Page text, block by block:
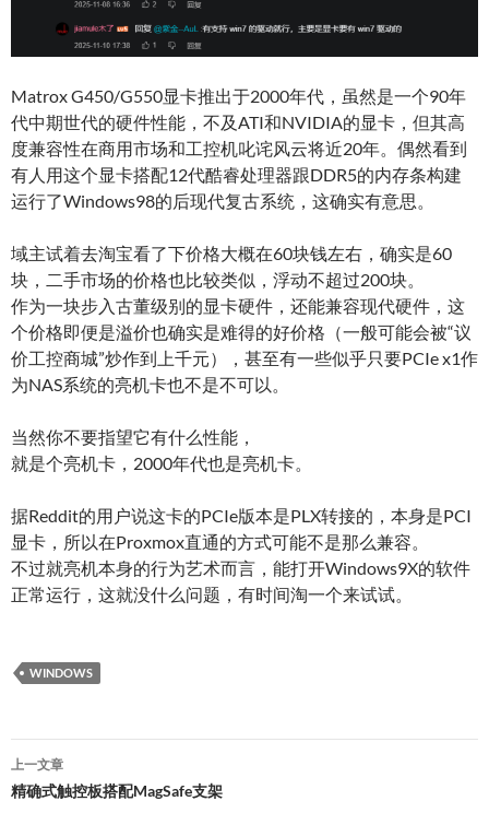
Matrox G450/G550显卡推出于2000年代，虽然是一个90年
代中期世代的硬件性能，不及ATI和NVIDIA的显卡，但其高
度兼容性在商用市场和工控机叱诧风云将近20年。偶然看到
有人用这个显卡搭配12代酷睿处理器跟DDR5的内存条构建
运行了Windows98的后现代复古系统，这确实有意思。
域主试着去淘宝看了下价格大概在60块钱左右，确实是60
块，二手市场的价格也比较类似，浮动不超过200块。
作为一块步入古董级别的显卡硬件，还能兼容现代硬件，这
个价格即便是溢价也确实是难得的好价格（一般可能会被“议
价工控商城”炒作到上千元），甚至有一些似乎只要PCIe x1作
为NAS系统的亮机卡也不是不可以。
当然你不要指望它有什么性能，
就是个亮机卡，2000年代也是亮机卡。
据Reddit的用户说这卡的PCIe版本是PLX转接的，本身是PCI
显卡，所以在Proxmox直通的方式可能不是那么兼容。
不过就亮机本身的行为艺术而言，能打开Windows9X的软件
正常运行，这就没什么问题，有时间淘一个来试试。
WINDOWS
文
章
上一文章
精确式触控板搭配MagSafe支架